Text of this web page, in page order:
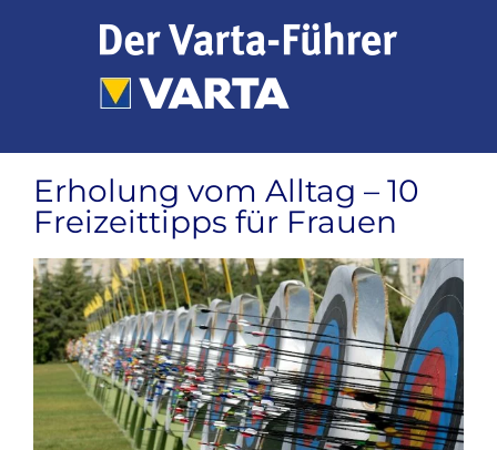
Erholung vom Alltag – 10
Freizeittipps für Frauen
Zeige
grösseres
Bild